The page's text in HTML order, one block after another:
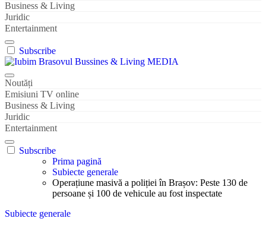
Business & Living
Juridic
Entertainment
Subscribe
Iubim Brasovul Bussines & Living MEDIA
Din pasiune și dragoste pentru Brașoveni
Noutăți
Emisiuni TV online
Business & Living
Juridic
Entertainment
Subscribe
Prima pagină
Subiecte generale
Operațiune masivă a poliției în Brașov: Peste 130 de
persoane și 100 de vehicule au fost inspectate
Subiecte generale